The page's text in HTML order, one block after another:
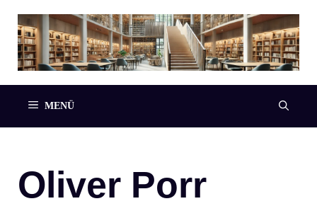
Inhalt
springen
MENÜ
Oliver Porr